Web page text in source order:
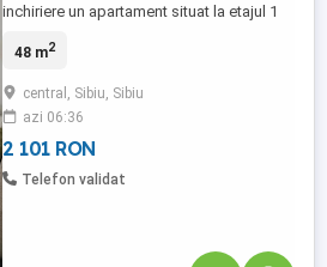
inchiriere un apartament situat la etajul 1
langa Hotelul IBIS din Sibiu.
eficienta, cei 48 de mp utili sunt distribuiti
astfel: -living generos si luminos complet
mobilat cu ...
48 m2
central, Sibiu, Sibiu
azi 06:36
2 101 RON
Telefon validat